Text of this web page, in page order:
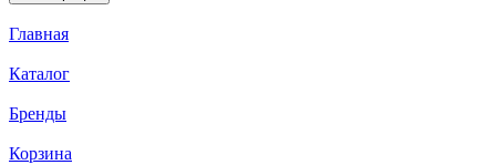
Главная
Каталог
Бренды
Корзина